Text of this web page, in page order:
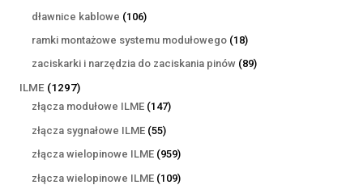
dławnice kablowe 106106
produktów
ramki montażowe systemu modułowego 1818
produktów
zaciskarki i narzędzia do zaciskania pinów 8989
ILME 12971297
produktów
złącza modułowe ILME 147147
złącza sygnałowe ILME 5555
produktów
złącza wielopinowe ILME 959959
produktów
złącza wielopinowe ILME 109109